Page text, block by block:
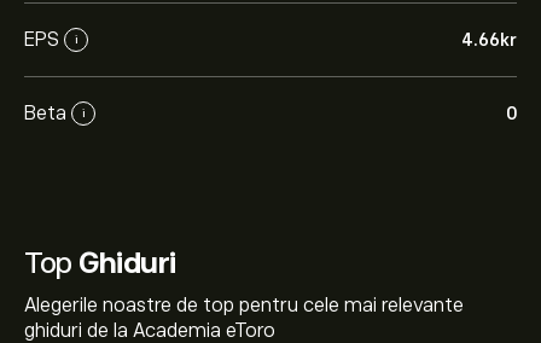
EPS i 4.66‎kr‎
Beta i 0
Top Ghiduri
Alegerile noastre de top pentru cele mai relevante
ghiduri de la Academia eToro